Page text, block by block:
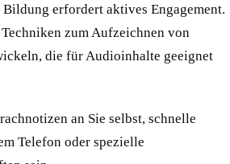
erfordert aktives Engagement.
zum Aufzeichnen von
die für Audioinhalte geeignet
an Sie selbst, schnelle
Telefon oder spezielle